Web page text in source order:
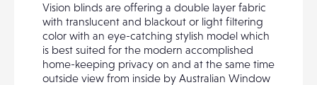
DESTINATAIRE
VOTRE
EMAIL
VOTRE
EMAIL
Vision blinds are offering a double layer fabric
with translucent and blackout or light filtering
color with an eye-catching stylish model which
is best suited for the modern accomplished
home-keeping privacy on and at the same time
outside view from inside by Australian Window